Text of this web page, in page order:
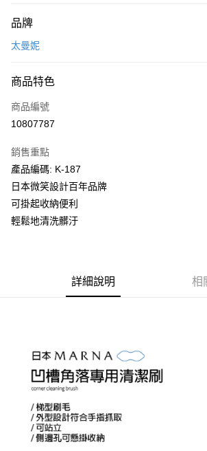
信用卡一次付款
Apple Pay
街口支付
Google Pay
全盈+PAY
大哥付你分期
相關說明
流程，驗證手機門號後，選擇欲分期的期數、繳款截
【繳款方式說明】
醒簡訊。
2.透過簡訊連結打開帳單後，可選擇「超商條碼／台
帳／街口支付／iPASS MONEY」等通路繳費。
【注意事項】
1.本服務係由「台灣大哥大股份有限公司」（以下簡
【關於「AFTEE先享後付」】
AFTEE先享後付是「在收到商品之後才付款」的支
【「AFTEE先享後付」結帳流程】
１．於結帳方式選擇「AFTEE先享後付」後，將跳
２．訂單成立數日內，您將收到繳費通知簡訊。
３．收到繳費通知簡訊後14天內，點擊此簡訊中的
ATM／網路銀行／等多元方式進行付款，方視為交易
※ 請注意：結帳手續完成當下不需立刻繳費，但若
付款後全家取貨
每筆NT$70，滿NT$899(含以上)免運費
付款後7-11取貨
每筆NT$70，滿NT$899(含以上)免運費
品牌
太曼妮
商品特色
商品編號
10807787
銷售重點
產品編碼: K-187
日本微笑設計百年品牌
可掛起收納便利
輕鬆地清洗髒汙
詳細說明 相